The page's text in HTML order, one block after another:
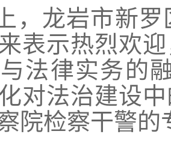
，龙岩市新
表示热烈欢
法律实务的
对法治建设
院检察干警的